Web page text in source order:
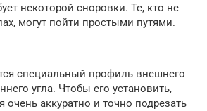
некоторой сноровки. Те, кто не
могут пойти простыми путями.
специальный профиль внешнего
угла. Чтобы его установить,
очень аккуратно и точно подрезать